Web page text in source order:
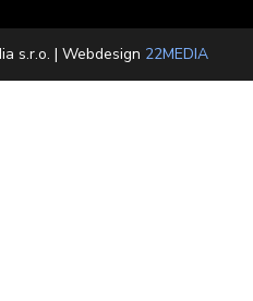
s.r.o. | Webdesign 22MEDIA